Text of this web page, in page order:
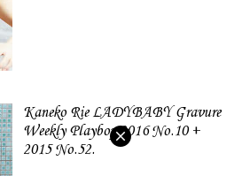
Kaneko Rie LADYBABY Gravure
Weekly Playboy 2016 No.10 +
2015 No.52.